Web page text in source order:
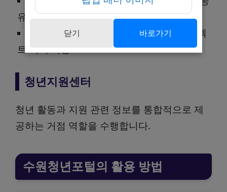
유
커뮤니티를 통해 네트워킹 및 공동 프로젝
트 기획 가능
청년지원센터
청년 활동과 지원 관련 정보를 통합적으로 제
공하는 거점 역할을 수행합니다.
수원청년포털의 활용 방법
닫기 바로가기